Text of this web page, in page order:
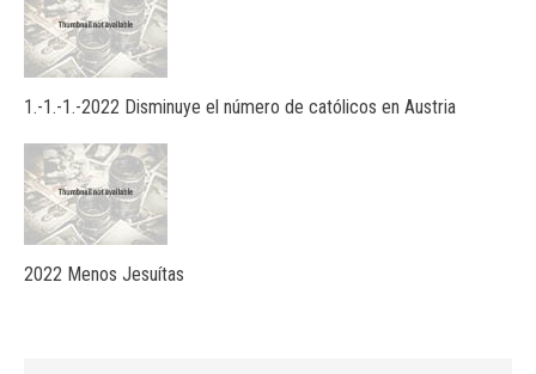
1.-1.-1.-2022 Disminuye el número de católicos en Austria
2022 Menos Jesuítas